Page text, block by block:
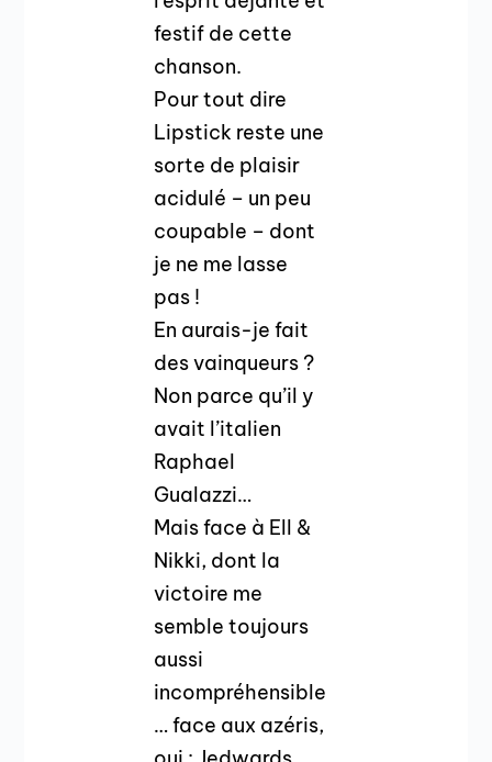
festif de cette
chanson.
Pour tout dire
Lipstick reste une
sorte de plaisir
acidulé – un peu
coupable – dont
je ne me lasse
pas !
En aurais-je fait
des vainqueurs ?
Non parce qu’il y
avait l’italien
Raphael
Gualazzi…
Mais face à Ell &
Nikki, dont la
victoire me
semble toujours
aussi
incompréhensible
… face aux azéris,